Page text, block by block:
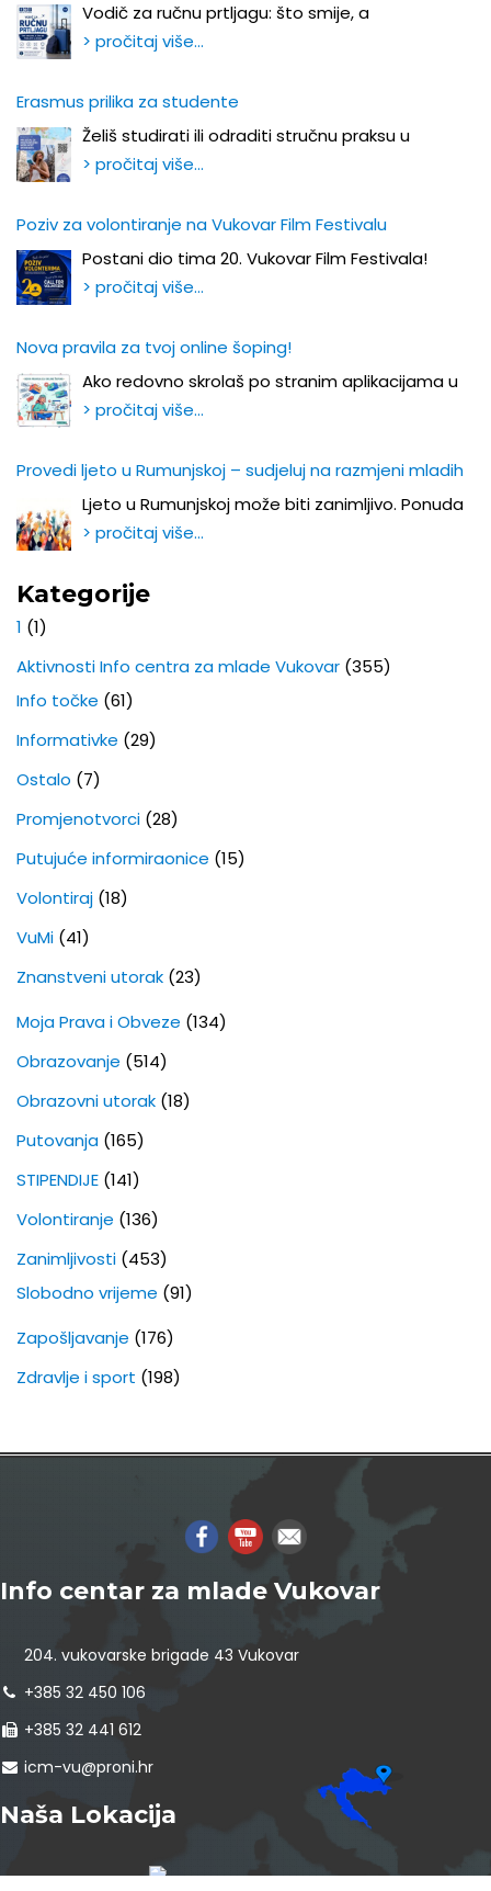
Vodič za ručnu prtljagu: što smije, a
> pročitaj više…
Erasmus prilika za studente
Želiš studirati ili odraditi stručnu praksu u
> pročitaj više…
Poziv za volontiranje na Vukovar Film Festivalu
Postani dio tima 20. Vukovar Film Festivala!
> pročitaj više…
Nova pravila za tvoj online šoping!
Ako redovno skrolaš po stranim aplikacijama u
> pročitaj više…
Provedi ljeto u Rumunjskoj – sudjeluj na razmjeni mladih
Ljeto u Rumunjskoj može biti zanimljivo. Ponuda
> pročitaj više…
Kategorije
1 (1)
Aktivnosti Info centra za mlade Vukovar (355)
Info točke (61)
Informativke (29)
Ostalo (7)
Promjenotvorci (28)
Putujuće informiraonice (15)
Volontiraj (18)
VuMi (41)
Znanstveni utorak (23)
Moja Prava i Obveze (134)
Obrazovanje (514)
Obrazovni utorak (18)
Putovanja (165)
STIPENDIJE (141)
Volontiranje (136)
Zanimljivosti (453)
Slobodno vrijeme (91)
Zapošljavanje (176)
Zdravlje i sport (198)
Info centar za mlade Vukovar
204. vukovarske brigade 43 Vukovar
+385 32 450 106
+385 32 441 612
icm-vu@proni.hr
Naša Lokacija